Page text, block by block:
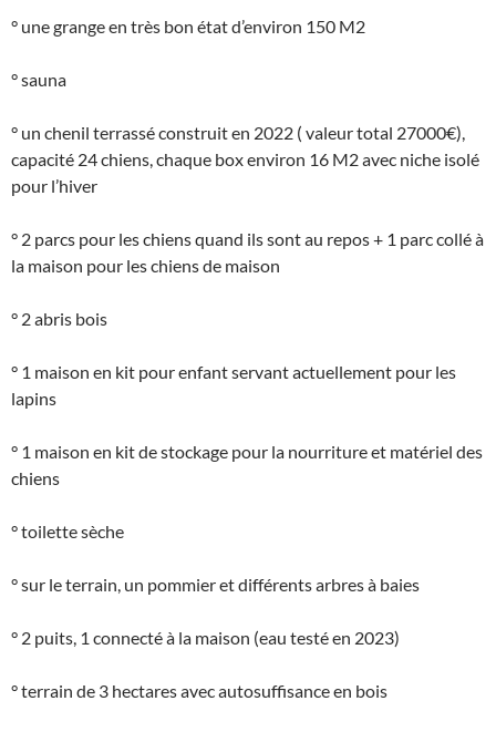
° une grange en très bon état d’environ 150 M2
° sauna
° un chenil terrassé construit en 2022 ( valeur total 27000€),
capacité 24 chiens, chaque box environ 16 M2 avec niche isolé
pour l’hiver
° 2 parcs pour les chiens quand ils sont au repos + 1 parc collé à
la maison pour les chiens de maison
° 2 abris bois
° 1 maison en kit pour enfant servant actuellement pour les
lapins
° 1 maison en kit de stockage pour la nourriture et matériel des
chiens
° toilette sèche
° sur le terrain, un pommier et différents arbres à baies
° 2 puits, 1 connecté à la maison (eau testé en 2023)
° terrain de 3 hectares avec autosuffisance en bois